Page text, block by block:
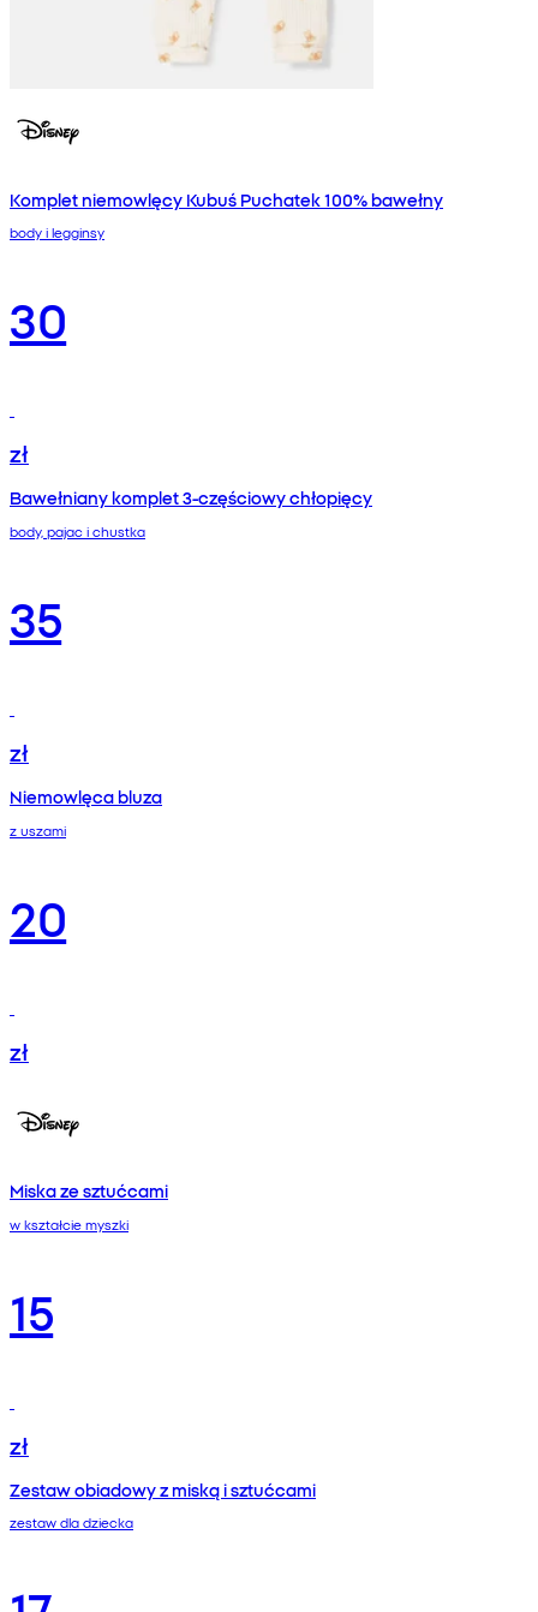
Komplet niemowlęcy Kubuś Puchatek 100% bawełny
body i legginsy
30
zł
Bawełniany komplet 3‑częściowy chłopięcy
body, pajac i chustka
35
zł
Niemowlęca bluza
z uszami
20
zł
Miska ze sztućcami
w kształcie myszki
15
zł
Zestaw obiadowy z miską i sztućcami
zestaw dla dziecka